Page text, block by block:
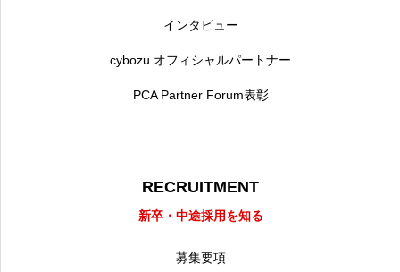
インタビュー
cybozu オフィシャルパートナー
PCA Partner Forum表彰
RECRUITMENT
新卒・中途採用を知る
募集要項